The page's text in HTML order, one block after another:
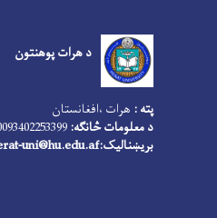
د هرات پوهنتون
پته : هرات ،افغانستان
د معلومات څانګه:
بریښنالیک:uni@hu.edu.af